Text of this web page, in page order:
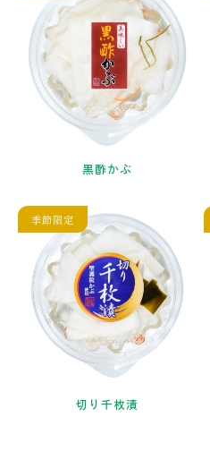
黒酢かぶ
季節限定
切り千枚漬